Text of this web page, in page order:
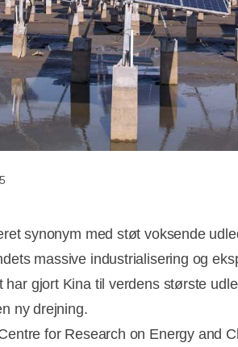
synonym med støt voksende
massive industrialisering og
gjort Kina til verdens største
ny drejning.
for Research on Energy and